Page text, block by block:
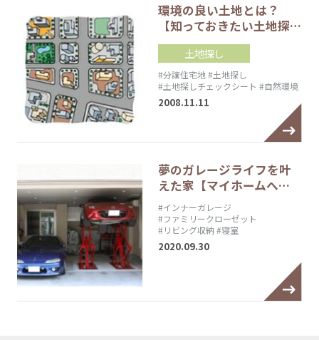
環境の良い土地とは？
【知っておきたい土地探…
土地探し
#分譲住宅地#土地探し
#土地探しチェックシート #自然環境
2008.11.11
夢のガレージライフを叶
えた家【マイホームへ…
#インナーガレージ
#ファミリークローゼット
#リビング収納 #寝室
2020.09.30